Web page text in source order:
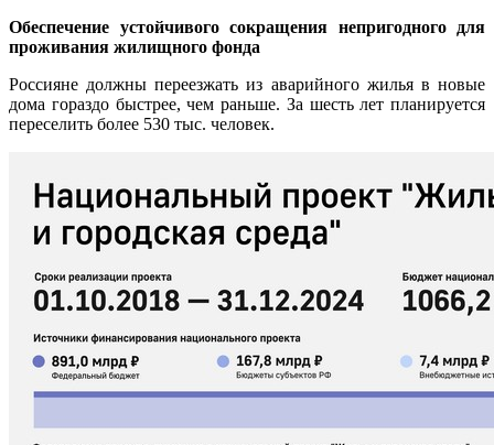
Обеспечение устойчивого сокращения непригодного для
проживания жилищного фонда
Россияне должны переезжать из аварийного жилья в новые
дома гораздо быстрее, чем раньше. За шесть лет планируется
переселить более 530 тыс. человек.